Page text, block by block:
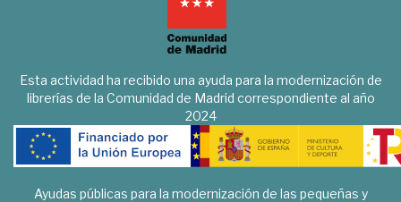
Esta actividad ha recibido una ayuda para la modernización de
librerías de la Comunidad de Madrid correspondiente al año
2024
Ayudas públicas para la modernización de las pequeñas y